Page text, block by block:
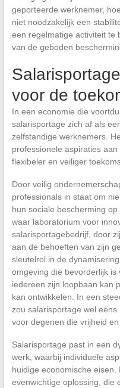
geporteerde werknemer,
niet noodzakelijk een
een regelmatige activiteit te
van de geboden
voor de
In een economie die
salarisportage zich af als
zelfstandige werknemers.
professionele aspiraties
flexibeler en veiliger
Door veilig
professionals in staat om
hun sociale bescherming
waar laboratorium voor
salarisportagebedrijf, door
aan de behoeften van zijn
sleutelrol in de
omgeving die bevorderlijk
iedereen zijn loopbaan kan
kan ontwikkelen. In een
zou salarisportage wel
voor degenen die vrijheid
Salarisportage past in een
werk, waarbij individuele
huidige economische
evenwichtige oplossing, die